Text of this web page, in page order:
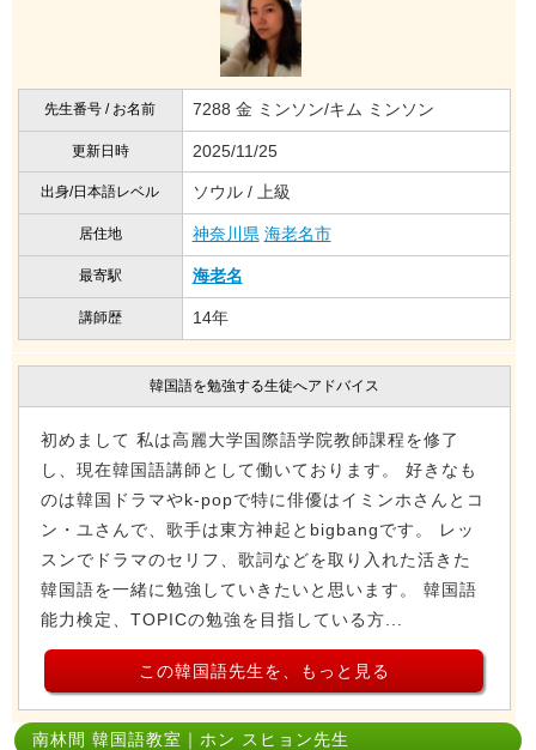
先生番号 / お名前 7288 金 ミンソン/キム ミンソン
更新日時 2025/11/25
出身/日本語レベル ソウル / 上級
居住地 神奈川県 海老名市
最寄駅 海老名
講師歴 14年
韓国語を勉強する生徒へアドバイス
初めまして 私は高麗大学国際語学院教師課程を修了
し、現在韓国語講師として働いております。 好きなも
のは韓国ドラマやk-popで特に俳優はイミンホさんとコ
ン・ユさんで、歌手は東方神起とbigbangです。 レッ
スンでドラマのセリフ、歌詞などを取り入れた活きた
韓国語を一緒に勉強していきたいと思います。 韓国語
能力検定、TOPICの勉強を目指している方...
この韓国語先生を、もっと見る
南林間 韓国語教室｜ホン スヒョン先生